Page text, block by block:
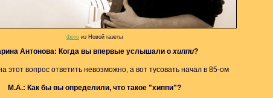
фото из Новой газеты
Антонова: Когда вы впервые услышали охиппи?
этот вопрос ответить невозможно, а вот тусовать начал в 85-ом
М.А.: Как бы вы определили, что такое "хиппи"?